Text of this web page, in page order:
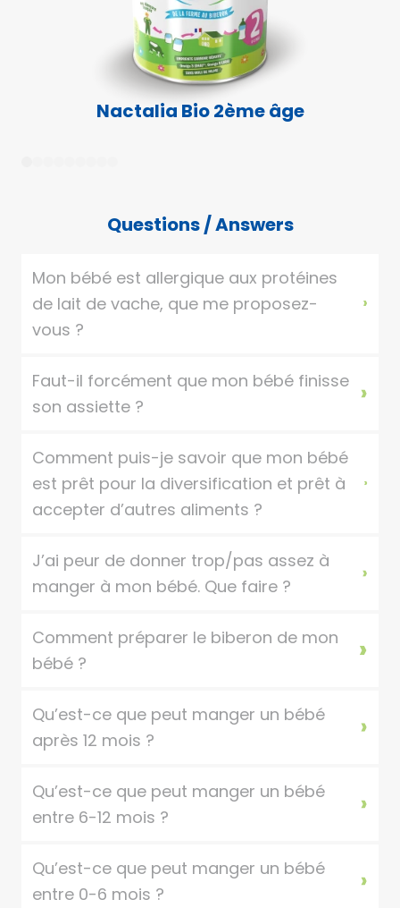
Nactalia Bio 2ème âge
Questions / Answers
Mon bébé est allergique aux protéines
de lait de vache, que me proposez-
vous ?
Faut-il forcément que mon bébé finisse
son assiette ?
Comment puis-je savoir que mon bébé
est prêt pour la diversification et prêt à
accepter d’autres aliments ?
J’ai peur de donner trop/pas assez à
manger à mon bébé. Que faire ?
Comment préparer le biberon de mon
bébé ?
Qu’est-ce que peut manger un bébé
après 12 mois ?
Qu’est-ce que peut manger un bébé
entre 6-12 mois ?
Qu’est-ce que peut manger un bébé
entre 0-6 mois ?